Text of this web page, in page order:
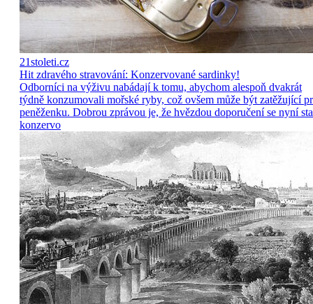
21stoleti.cz
Hit zdravého stravování: Konzervované sardinky!
Odborníci na výživu nabádají k tomu, abychom alespoň dvakrát
týdně konzumovali mořské ryby, což ovšem může být zatěžující
peněženku. Dobrou zprávou je, že hvězdou doporučení se nyní
konzervo